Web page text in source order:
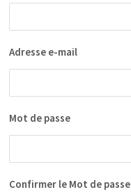
Adresse e-mail
Mot de passe
Confirmer le Mot de passe